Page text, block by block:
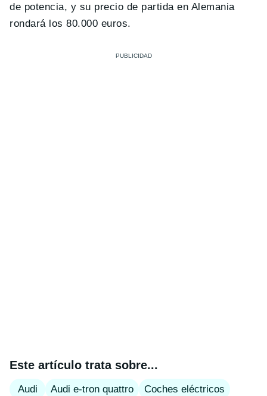
de potencia, y su precio de partida en Alemania
rondará los 80.000 euros.
Este artículo trata sobre...
Audi Audi e-tron quattro Coches eléctricos